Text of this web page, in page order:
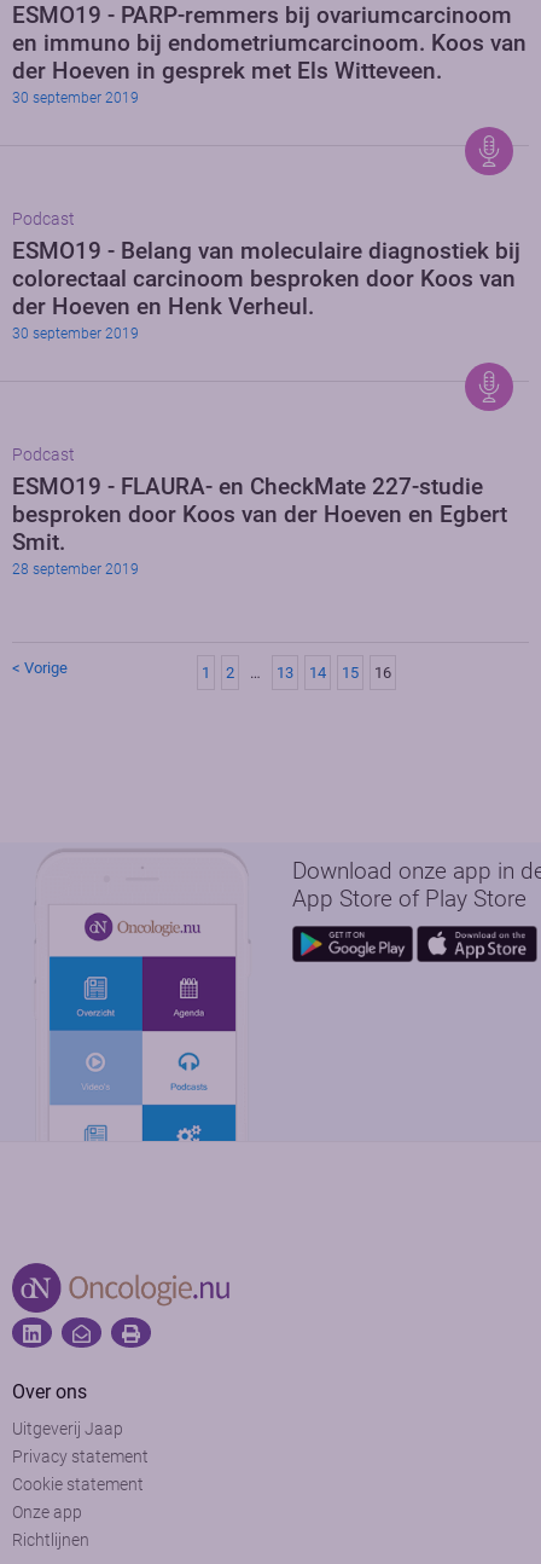
ESMO19 - PARP-remmers bij ovariumcarcinoom
en immuno bij endometriumcarcinoom. Koos van
der Hoeven in gesprek met Els Witteveen.
30 september 2019
Podcast
ESMO19 - Belang van moleculaire diagnostiek bij
colorectaal carcinoom besproken door Koos van
der Hoeven en Henk Verheul.
30 september 2019
Podcast
ESMO19 - FLAURA- en CheckMate 227-studie
besproken door Koos van der Hoeven en Egbert
Smit.
28 september 2019
< Vorige 1 2 … 13 14 15 16
Download onze app in
App Store of Play Store
Over ons
Uitgeverij Jaap
Privacy statement
Cookie statement
Onze app
Richtlijnen